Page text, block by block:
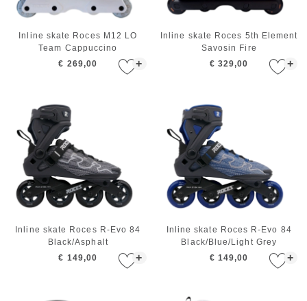
+
Inline skate Roces M12 LO
Team Cappuccino
€ 269,00
+
Inline skate Roces 5th Element
Savosin Fire
€ 329,00
+
Inline skate Roces R-Evo 84
Black/Asphalt
€ 149,00
+
Inline skate Roces R-Evo 84
Black/Blue/Light Grey
€ 149,00